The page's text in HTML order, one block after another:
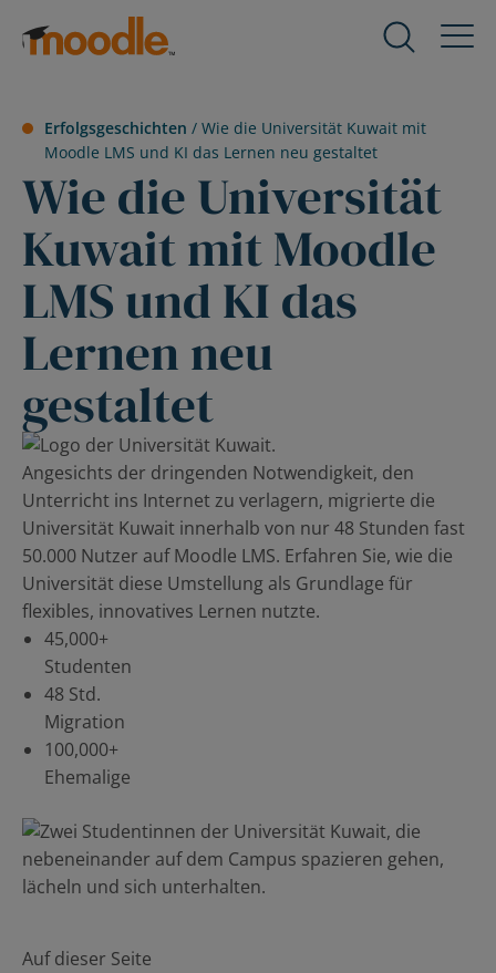
InhaltProdukte
for
Produkte
Dienstleistungen
Expand
menu
Dienstleistungen
Lösungen
Expand
child
menu
for
Über uns
Expand
menu
uns
Ressourcen
menu
for
Ressourcen
Kontakt
DE
Einloggen
Erfolgsgeschichten / Wie die Universität Kuwait mit
Moodle LMS und KI das Lernen neu gestaltet
Wie die Universität
Kuwait mit Moodle
LMS und KI das
Lernen neu
gestaltet
Angesichts der dringenden Notwendigkeit, den
Unterricht ins Internet zu verlagern, migrierte die
Universität Kuwait innerhalb von nur 48 Stunden fast
50.000 Nutzer auf Moodle LMS. Erfahren Sie, wie die
Universität diese Umstellung als Grundlage für
flexibles, innovatives Lernen nutzte.
45,000+
Studenten
48 Std.
Migration
100,000+
Ehemalige
Auf dieser Seite